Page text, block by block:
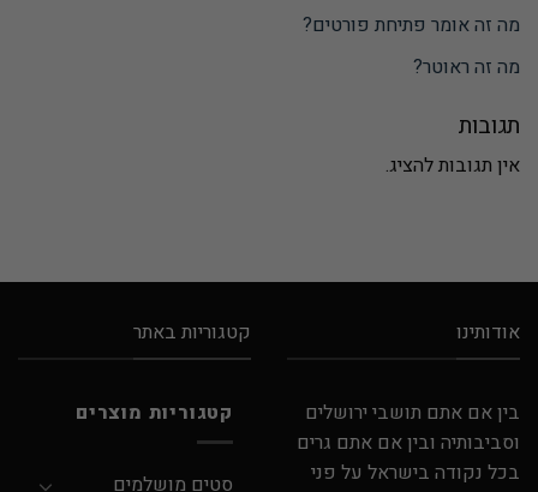
מה זה אומר פתיחת פורטים?
מה זה ראוטר?
תגובות
אין תגובות להציג.
אודותינו
בין אם אתם תושבי ירושלים
וסביבותיה ובין אם אתם גרים
בכל נקודה בישראל על פני
קטגוריות באתר
קטגוריות מוצרים
סטים מושלמים